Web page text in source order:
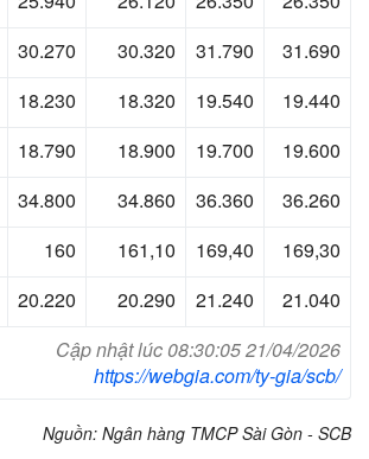
30.270 30.320 31.790
31.690
8. 0 8. 0 .5 0 .
0
8.7 0 8. 00 .700
.600
.800 .860 6. 60 6. 60
60 6 , 0 6 , 0 6 , 0
20.220 20.290 21.240
21.040
Cập nhật lúc 08:30:05 21/04/2026
https://webgia.com/ty-gia/scb/
Nguồn: Ngân hàng TMCP Sài Gòn - SCB